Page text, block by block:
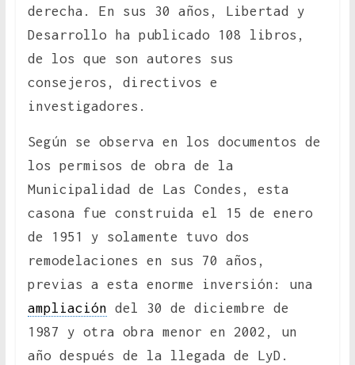
derecha. En sus 30 años, Libertad y
Desarrollo ha publicado 108 libros,
de los que son autores sus
consejeros, directivos e
investigadores.
Según se observa en los documentos de
los permisos de obra de la
Municipalidad de Las Condes, esta
casona fue construida el 15 de enero
de 1951 y solamente tuvo dos
remodelaciones en sus 70 años,
previas a esta enorme inversión: una
ampliación del 30 de diciembre de
1987 y otra obra menor en 2002, un
año después de la llegada de LyD.